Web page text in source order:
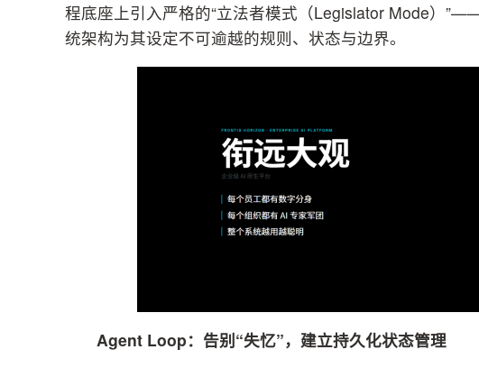
程底座上引入严格的“立法者模式（Legislator Mode）
统架构为其设定不可逾越的规则、状态与边界。
Agent Loop：告别“失忆”，建立持久化状态管理